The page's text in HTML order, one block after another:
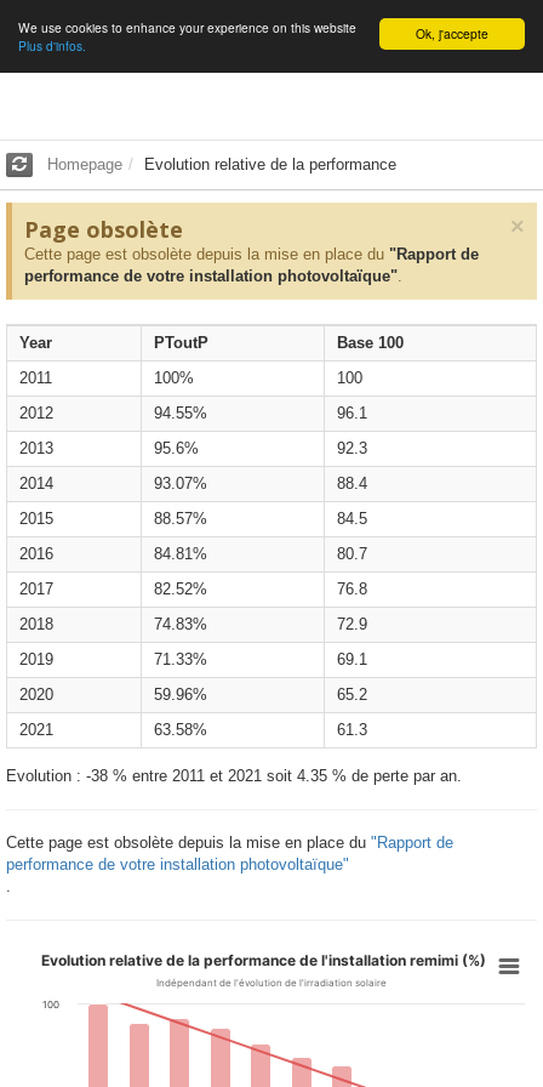
English Ok, j'accepte
We use cookies to enhance your experience on this website
Plus d'infos.
Homepage Evolution relative de la performance
×
Page obsolète
Cette page est obsolète depuis la mise en place du "Rapport de
performance de votre installation photovoltaïque".
Year PToutP
Base 100
2011
100%
100
2012
94.55%
96.1
2013
95.6%
92.3
2014
93.07%
88.4
2015
88.57%
84.5
2016
84.81%
80.7
2017
82.52%
76.8
2018
74.83%
72.9
2019
71.33%
69.1
2020
59.96%
65.2
2021
63.58% 61.3
Evolution : -38 % entre 2011 et 2021 soit 4.35 % de perte par an.
Cette page est obsolète depuis la mise en place du "Rapport de
performance de votre installation photovoltaïque"
Evolution relative de la performance de l'installation remimi (%)
Indépendant de l'évolution de l'irradiation solaire
100